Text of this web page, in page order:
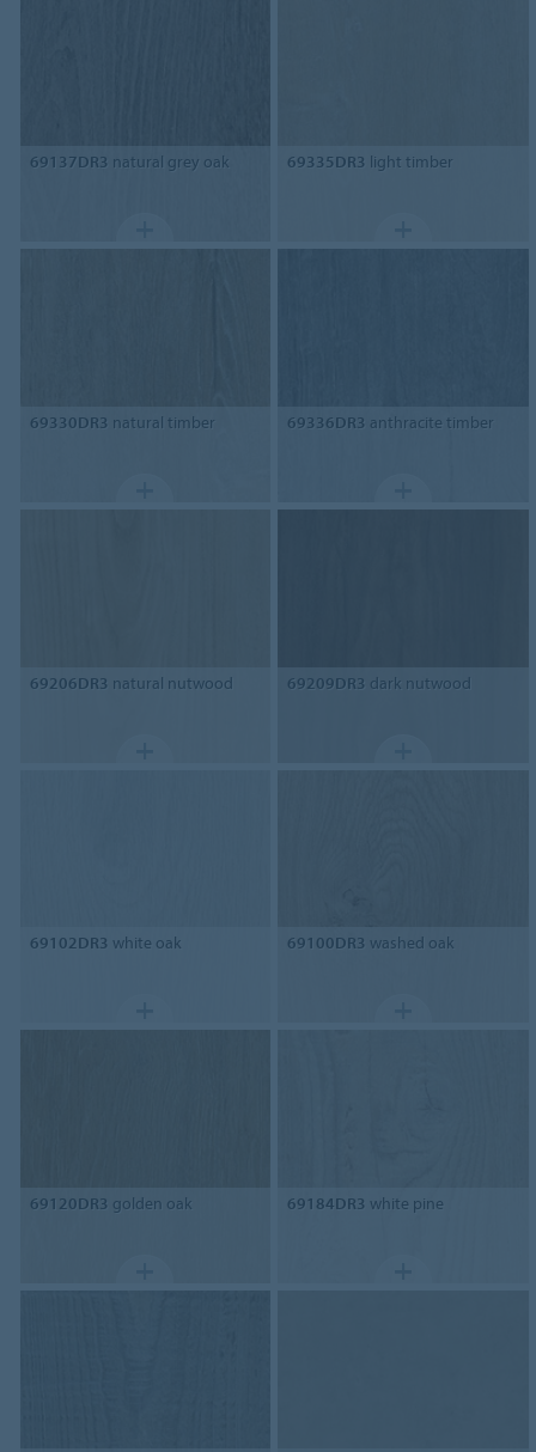
69137DR3 natural grey oak 69335DR3 light timber
69330DR3 natural timber 69336DR3 anthracite timber
69206DR3 natural nutwood 69209DR3 dark nutwood
69102DR3 white oak 69100DR3 washed oak
69120DR3 golden oak 69184DR3 white pine